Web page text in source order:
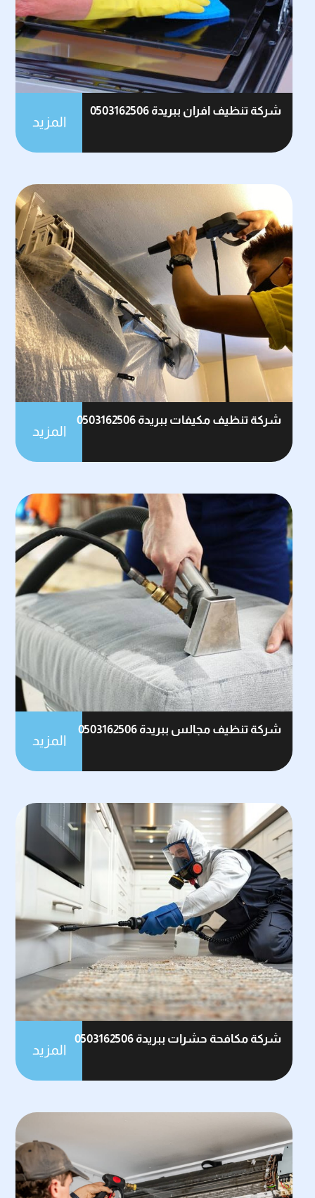
شركة تنظيف افران ببريدة 0503162506
المزيد
شركة تنظيف مكيفات ببريدة 0503162506
المزيد
شركة تنظيف مجالس ببريدة 0503162506
المزيد
شركة مكافحة حشرات ببريدة 0503162506
المزيد